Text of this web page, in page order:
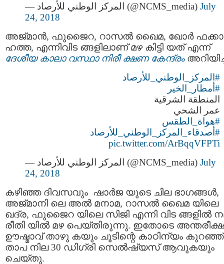
— المركز الوطني للأرصاد (@NCMS_media) July
24, 2018
അജ്മാൻ, ഫുജൈറ, റാസൽ ഖൈമ, ഖോർ
ഹത്ത, എന്നിവിട ങ്ങളിലാണ് മഴ കിട്ടി യത് എന്ന്
ദേശീയ കാലാ വസ്ഥാ നിരീ ക്ഷണ കേന്ദ്രം
#المركز_الوطني_للأرصاد
#أمطار_الخير
المنطقة الشرقية
عمر الشحي
#هواة_الطقس
#أصدقاء_المركز_الوطني_للأرصاد
pic.twitter.com/ArBqqVFPTi
— المركز الوطني للأرصاد (@NCMS_media) July
24, 2018
കഴിഞ്ഞ ദിവസവും ഷാര്‍ജ യുടെ ചില ഭാഗങ്ങള്‍,
അജ്മാനി ലെ അൽ മനാമ, റാസൽ ഖൈമ യിലെ
ഖദ്ര, ഫുജൈറ യിലെ സിജി എന്നി വിട ങ്ങളിൽ
രീതി യിൽ മഴ പെയ്തിരുന്നു. ഇതോടെ അന്തരീക്ഷ
ഊഷ്മാവ് താഴു കയും ചൂടിന്റെ കാഠിന്യം കുറഞ്ഞ്
താപ നില 30 ഡിഗ്രി സെല്‍ഷ്യസ് ആവുകയും
ചെയ്തു.